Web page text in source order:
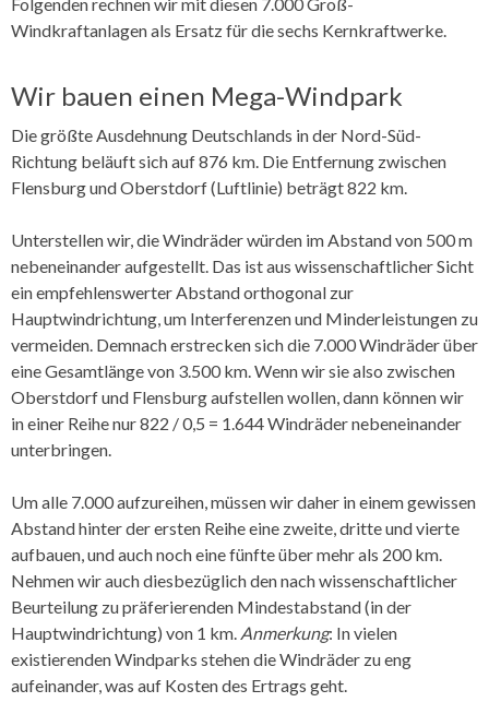
Windkraftanlagen als Ersatz für die sechs Kernkraftwerke.
Wir bauen einen Mega-Windpark
Die größte Ausdehnung Deutschlands in der Nord-Süd-
Richtung beläuft sich auf 876 km. Die Entfernung zwischen
Flensburg und Oberstdorf (Luftlinie) beträgt 822 km.
Unterstellen wir, die Windräder würden im Abstand von 500 m
nebeneinander aufgestellt. Das ist aus wissenschaftlicher Sicht
ein empfehlenswerter Abstand orthogonal zur
Hauptwindrichtung, um Interferenzen und Minderleistungen zu
vermeiden. Demnach erstrecken sich die 7.000 Windräder über
eine Gesamtlänge von 3.500 km. Wenn wir sie also zwischen
Oberstdorf und Flensburg aufstellen wollen, dann können wir
in einer Reihe nur 822 / 0,5 = 1.644 Windräder nebeneinander
unterbringen.
Um alle 7.000 aufzureihen, müssen wir daher in einem gewissen
Abstand hinter der ersten Reihe eine zweite, dritte und vierte
aufbauen, und auch noch eine fünfte über mehr als 200 km.
Nehmen wir auch diesbezüglich den nach wissenschaftlicher
Beurteilung zu präferierenden Mindestabstand (in der
Hauptwindrichtung) von 1 km. Anmerkung: In vielen
existierenden Windparks stehen die Windräder zu eng
aufeinander, was auf Kosten des Ertrags geht.